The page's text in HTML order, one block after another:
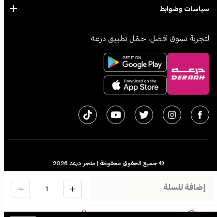
الكمية إضافة للسلة
سياسات وضوابط
لتجربة تسوق أفضل، حمّل تطبيق درعه
© جميع الحقوق محفوظة | متجر درعه2026
English